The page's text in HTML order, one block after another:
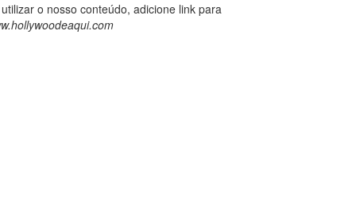
o nosso conteúdo, adicione link para